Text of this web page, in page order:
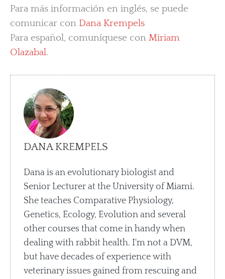
Para más información en inglés, se puede
comunicar con Dana Krempels
Para español, comuníquese con Miriam
Olazabal.
DANA KREMPELS
Dana is an evolutionary biologist and
Senior Lecturer at the University of Miami.
She teaches Comparative Physiology,
Genetics, Ecology, Evolution and several
other courses that come in handy when
dealing with rabbit health. I'm not a DVM,
but have decades of experience with
veterinary issues gained from rescuing and